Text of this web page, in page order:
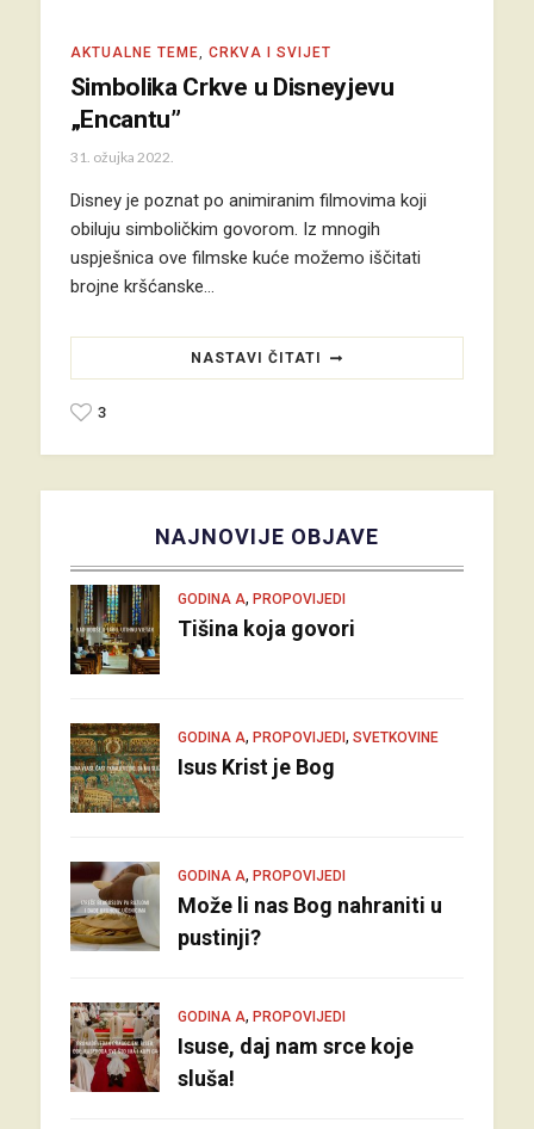
AKTUALNE TEME, CRKVA I SVIJET
Simbolika Crkve u Disneyjevu
„Encantu”
31. ožujka 2022.
Disney je poznat po animiranim filmovima koji
obiluju simboličkim govorom. Iz mnogih
uspješnica ove filmske kuće možemo iščitati
brojne kršćanske…
NASTAVI ČITATI
3
NAJNOVIJE OBJAVE
GODINA A, PROPOVIJEDI
Tišina koja govori
GODINA A, PROPOVIJEDI , SVETKOVINE
Isus Krist je Bog
GODINA A, PROPOVIJEDI
Može li nas Bog nahraniti u
pustinji?
GODINA A, PROPOVIJEDI
Isuse, daj nam srce koje
sluša!